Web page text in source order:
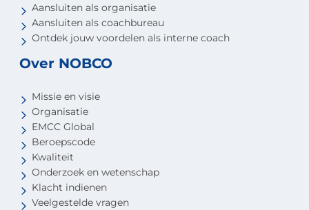
Aansluiten als organisatie
Aansluiten als coachbureau
Ontdek jouw voordelen als interne coach
Over NOBCO
Missie en visie
Organisatie
EMCC Global
Beroepscode
Kwaliteit
Onderzoek en wetenschap
Klacht indienen
Veelgestelde vragen